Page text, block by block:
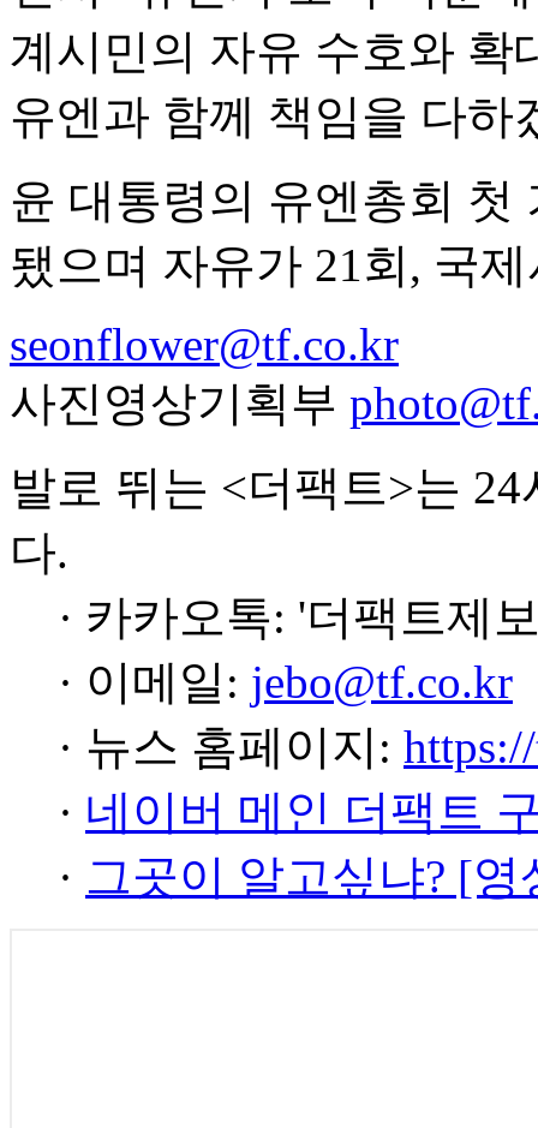
계시민의 자유 수호와 확
유엔과 함께 책임을 다하
윤 대통령의 유엔총회 첫
됐으며 자유가 21회, 국
seonflower@tf.co.kr
사진영상기획부
발로 뛰는 <더팩트>는
다.
· 카카오톡: '더팩트제
· 이메일: jebo@tf.co.kr
· 뉴스 홈페이지:
· 네이버 메인 더팩트
· 그곳이 알고싶냐? [